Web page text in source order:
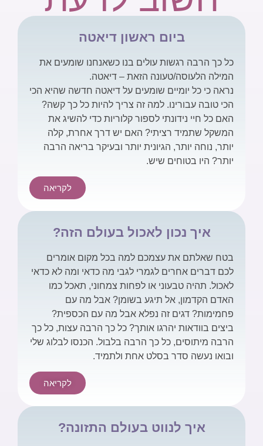
ביום ראשון דיאטה
כל כך הרבה רגשות עולים בנו כשאנחנו שומעים את
המילה הלעוסה/טעונה הזאת – דיאטה.
נראה כי כל יומיים שומעים על דיאטה חדשה שהיא הכי
הכי טובה עבורינו. למה זה צריך להיות כל כך קשה?
האם כל חיי נידונתי לספור קלוריות כדי להשיג את
המשקל שתמיד רציתי? האם יש דרך אחרת, קלה
יותר, נוחה יותר, הגיונית יותר ובעיקר בריאה הרבה
יותר? היו בטוחים שיש.
לקריאה
איך נכון לאכול בעולם הזה?
בטח שאלתם את עצמכם למה בכל מקום אומרים
לכם דברים אחרים לגמרי לגבי מה כדאי ומה לא כדאי
לאכול. תהיה טבעוני או לפחות צמחוני, תאכל כמו
האדם הקדמון, אל תיגע בשומן? אבל מה עם
פחמימות? דגים זה נפלא אבל מה עם הכספית?
ביצים בוודאות יהרגו אותך? כל כך הרבה עצות, כל כך
הרבה מיתוסים, כל כך הרבה בלבול. הכנסו לבלוג שלי
ובואו נעשה סדר בסלט אחת ולתמיד.
לקריאה
איך לנווט בעולם התזונה?